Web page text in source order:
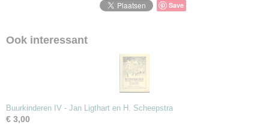
Save
Ook interessant
Buurkinderen IV - Jan Ligthart en H. Scheepstra
€ 3,00